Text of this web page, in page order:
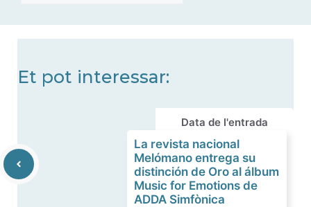
Et pot interessar:
Data de l'entrada
La revista nacional
Melómano entrega su
distinción de Oro al álbum
Music for Emotions de
ADDA Simfònica